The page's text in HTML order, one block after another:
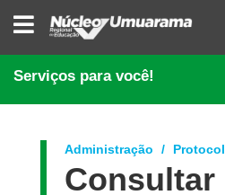
NÚCLEO
REGIONAL
EDUCAÇÃO
DE
UMUARAMA
Serviços para você!
Administração
Consultar